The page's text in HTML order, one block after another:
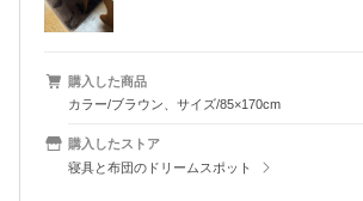
購入した商品
カラー/ブラウン、サイズ/85×170cm
購入したストア
寝具と布団のドリームスポット